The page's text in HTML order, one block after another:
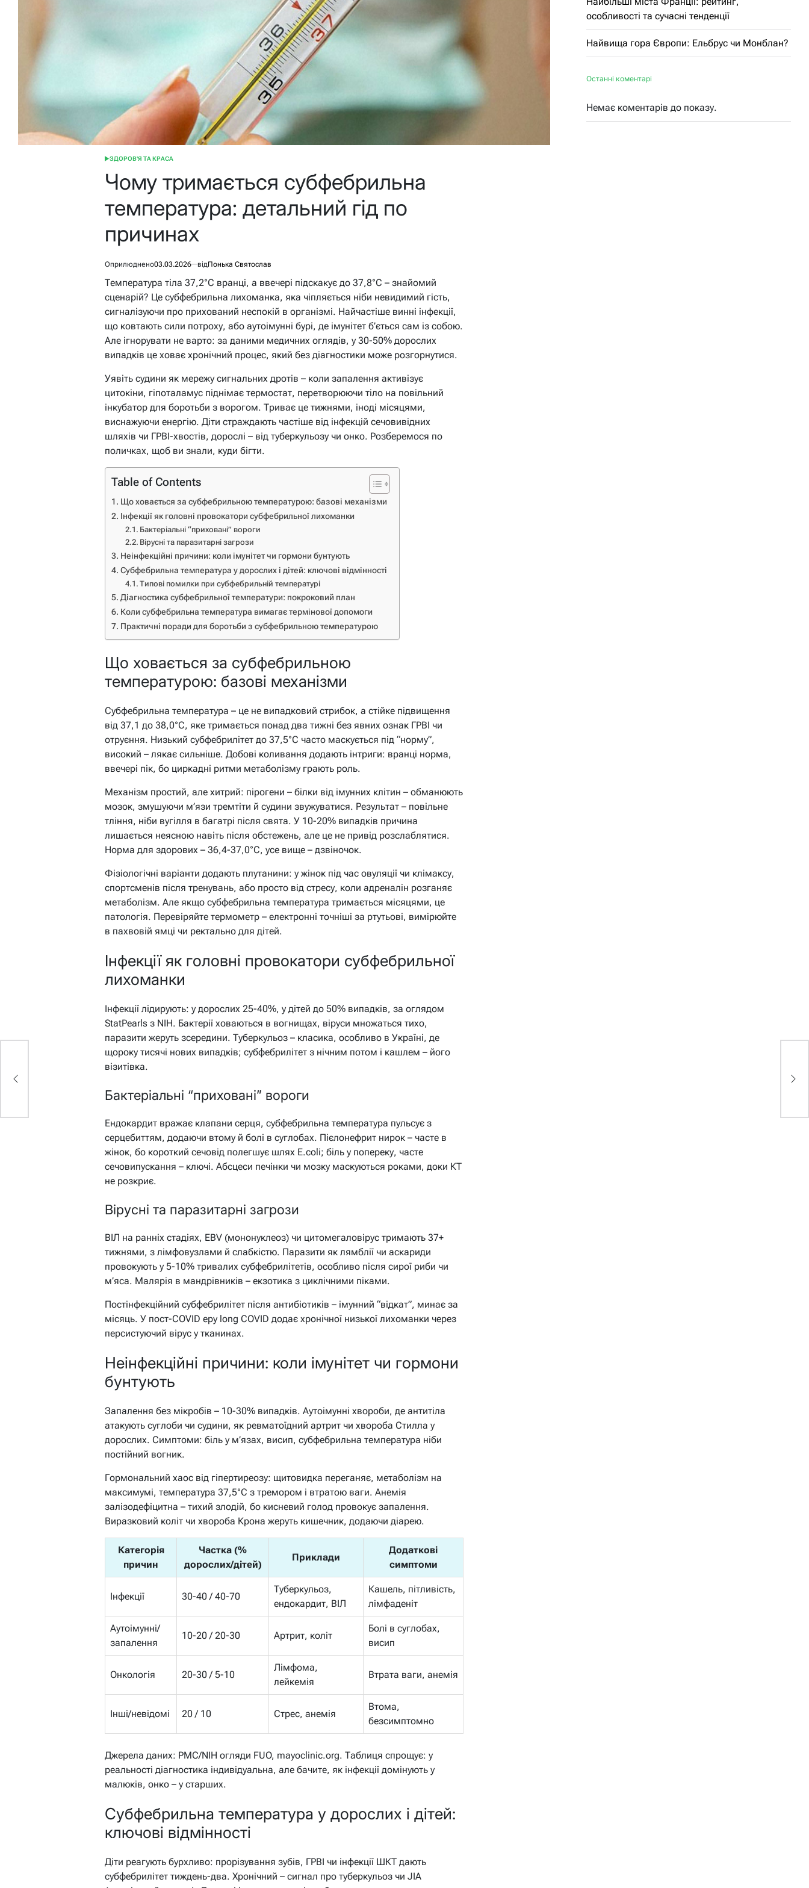
ОПУБЛІКУВАТИ
ЗДОРОВ'Я ТА КРАСА
Чому тримається субфебрильна
температура: детальний гід по
причинах
Оприлюднено03.03.2026 відПонька Святослав
Температура тіла 37,2°C вранці, а ввечері підскакує до 37,8°C – знайомий
сценарій? Це субфебрильна лихоманка, яка чіпляється ніби невидимий гість,
сигналізуючи про прихований неспокій в організмі. Найчастіше винні інфекції,
що ковтають сили потроху, або аутоімунні бурі, де імунітет б’ється сам із собою.
Але ігнорувати не варто: за даними медичних оглядів, у 30-50% дорослих
випадків це ховає хронічний процес, який без діагностики може розгорнутися.
Уявіть судини як мережу сигнальних дротів – коли запалення активізує
цитокіни, гіпоталамус піднімає термостат, перетворюючи тіло на повільний
інкубатор для боротьби з ворогом. Триває це тижнями, іноді місяцями,
виснажуючи енергію. Діти страждають частіше від інфекцій сечовивідних
шляхів чи ГРВІ-хвостів, дорослі – від туберкульозу чи онко. Розберемося по
поличках, щоб ви знали, куди бігти.
Table of Contents
Що ховається за субфебрильною температурою: базові механізми
Інфекції як головні провокатори субфебрильної лихоманки
Бактеріальні “приховані” вороги
Вірусні та паразитарні загрози
Неінфекційні причини: коли імунітет чи гормони бунтують
Субфебрильна температура у дорослих і дітей: ключові відмінності
Типові помилки при субфебрильній температурі
Діагностика субфебрильної температури: покроковий план
Коли субфебрильна температура вимагає термінової допомоги
Практичні поради для боротьби з субфебрильною температурою
Що ховається за субфебрильною
температурою: базові механізми
Субфебрильна температура – це не випадковий стрибок, а стійке підвищення
від 37,1 до 38,0°C, яке тримається понад два тижні без явних ознак ГРВІ чи
отруєння. Низький субфебрилітет до 37,5°C часто маскується під “норму”,
високий – лякає сильніше. Добові коливання додають інтриги: вранці норма,
ввечері пік, бо циркадні ритми метаболізму грають роль.
Механізм простий, але хитрий: пірогени – білки від імунних клітин – обманюють
мозок, змушуючи м’язи тремтіти й судини звужуватися. Результат – повільне
тління, ніби вугілля в багатрі після свята. У 10-20% випадків причина
лишається неясною навіть після обстежень, але це не привід розслаблятися.
Норма для здорових – 36,4-37,0°C, усе вище – дзвіночок.
Фізіологічні варіанти додають плутанини: у жінок під час овуляції чи клімаксу,
спортсменів після тренувань, або просто від стресу, коли адреналін розганяє
метаболізм. Але якщо субфебрильна температура тримається місяцями, це
патологія. Перевіряйте термометр – електронні точніші за ртутьові, вимірюйте
в пахвовій ямці чи ректально для дітей.
Інфекції як головні провокатори субфебрильної
лихоманки
Інфекції лідирують: у дорослих 25-40%, у дітей до 50% випадків, за оглядом
StatPearls з NIH. Бактерії ховаються в вогнищах, віруси множаться тихо,
паразити жеруть зсередини. Туберкульоз – класика, особливо в Україні, де
щороку тисячі нових випадків; субфебрилітет з нічним потом і кашлем – його
візитівка.
Бактеріальні “приховані” вороги
Ендокардит вражає клапани серця, субфебрильна температура пульсує з
серцебиттям, додаючи втому й болі в суглобах. Пієлонефрит нирок – часте в
жінок, бо короткий сечовід полегшує шлях E.coli; біль у попереку, часте
сечовипускання – ключі. Абсцеси печінки чи мозку маскуються роками, доки КТ
не розкриє.
Вірусні та паразитарні загрози
ВІЛ на ранніх стадіях, EBV (мононуклеоз) чи цитомегаловірус тримають 37+
тижнями, з лімфовузлами й слабкістю. Паразити як лямблії чи аскариди
провокують у 5-10% тривалих субфебрилітетів, особливо після сирої риби чи
м’яса. Малярія в мандрівників – екзотика з циклічними піками.
Постінфекційний субфебрилітет після антибіотиків – імунний “відкат”, минає за
місяць. У пост-COVID еру long COVID додає хронічної низької лихоманки через
персистуючий вірус у тканинах.
Неінфекційні причини: коли імунітет чи гормони
бунтують
Запалення без мікробів – 10-30% випадків. Аутоімунні хвороби, де антитіла
атакують суглоби чи судини, як ревматоїдний артрит чи хвороба Стилла у
дорослих. Симптоми: біль у м’язах, висип, субфебрильна температура ніби
постійний вогник.
Гормональний хаос від гіпертиреозу: щитовидка переганяє, метаболізм на
максимумі, температура 37,5°C з тремором і втратою ваги. Анемія
залізодефіцитна – тихий злодій, бо кисневий голод провокує запалення.
Виразковий коліт чи хвороба Крона жеруть кишечник, додаючи діарею.
Категорія
причин
Частка (%
дорослих/дітей)
Приклади
Додаткові
симптоми
Інфекції 30-40 / 40-70
Туберкульоз,
ендокардит, ВІЛ
Кашель, пітливість,
лімфаденіт
Аутоімунні/
запалення
10-20 / 20-30 Артрит, коліт
Болі в суглобах,
висип
Онкологія 20-30 / 5-10
Лімфома,
лейкемія
Втрата ваги, анемія
Інші/невідомі 20 / 10 Стрес, анемія
Втома,
безсимптомно
Джерела даних: PMC/NIH огляди FUO, mayoclinic.org. Таблиця спрощує: у
реальності діагностика індивідуальна, але бачите, як інфекції домінують у
малюків, онко – у старших.
Субфебрильна температура у дорослих і дітей:
ключові відмінності
Діти реагують бурхливо: прорізування зубів, ГРВІ чи інфекції ШКТ дають
субфебрилітет тиждень-два. Хронічний – сигнал про туберкульоз чи JIA
особливості та сучасні тенденції
Найвища гора Європи: Ельбрус чи Монблан?
Останні коментарі
Немає коментарів до показу.